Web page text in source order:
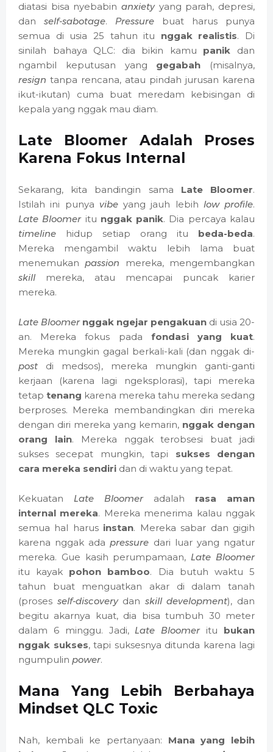
diatasi bisa nyebabin anxietyyang parah, depresi,
dan self-sabotage. Pressure buat harus punya
semua di usia 25 tahun itu nggak realistis. Di
sinilah bahaya QLC: dia bikin kamu panik dan
ngambil keputusan yang gegabah (misalnya,
resign tanpa rencana, atau pindah jurusan karena
ikut-ikutan) cuma buat meredam kebisingan di
kepala yang nggak mau diam.
Late Bloomer Adalah Proses
Karena Fokus Internal
Sekarang, kita bandingin sama Late Bloomer.
Istilah ini punya vibeyang jauh lebih low profile.
Late Bloomeritu nggak panik. Dia percaya kalau
timeline hidup setiap orang itu beda-beda.
Mereka mengambil waktu lebih lama buat
menemukanpassion mereka, mengembangkan
skillmereka, atau mencapai puncak karier
mereka.
Late Bloomer nggak ngejar pengakuan di usia 20-
an. Mereka fokus pada fondasi yang kuat.
Mereka mungkin gagal berkali-kali (dan nggak di-
post di medsos), mereka mungkin ganti-ganti
kerjaan (karena lagi ngeksplorasi), tapi mereka
tetap tenang karena mereka tahu mereka sedang
berproses. Mereka membandingkan diri mereka
dengan diri mereka yang kemarin, nggak dengan
orang lain. Mereka nggak terobsesi buat jadi
sukses secepat mungkin, tapi sukses dengan
cara mereka sendiri dan di waktu yang tepat.
Kekuatan Late Bloomeradalah rasa aman
internal mereka. Mereka menerima kalau nggak
semua hal harus instan. Mereka sabar dan gigih
karena nggak adapressure dari luar yang ngatur
mereka. Gue kasih perumpamaan,Late Bloomer
itu kayak pohon bamboo. Dia butuh waktu 5
tahun buat menguatkan akar di dalam tanah
(proses self-discoverydan skill development), dan
begitu akarnya kuat, dia bisa tumbuh 30 meter
dalam 6 minggu. Jadi,Late Bloomeritu bukan
nggak sukses, tapi suksesnya ditunda karena lagi
ngumpulin power.
Mana Yang Lebih Berbahaya
Mindset QLC Toxic
Nah, kembali ke pertanyaan: Mana yang lebih